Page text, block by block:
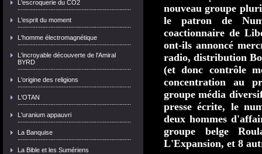
L'escroquerie du CO2
L'esprit du moment
L'homme électromagnétique
L'incroyable découverte de l'Amiral
BYRD
L'origine des religions
L'OTAN
L'uranium appauvri
La Banquise
La Bible et les Sumériens
nouveau groupe
le patron de
coactionnaire de
ont-ils annoncé
radio, distribution
(et donc contrôle
concentration au
groupe média
presse écrite, le
deux hommes
groupe belge
L'Expansion, et 8